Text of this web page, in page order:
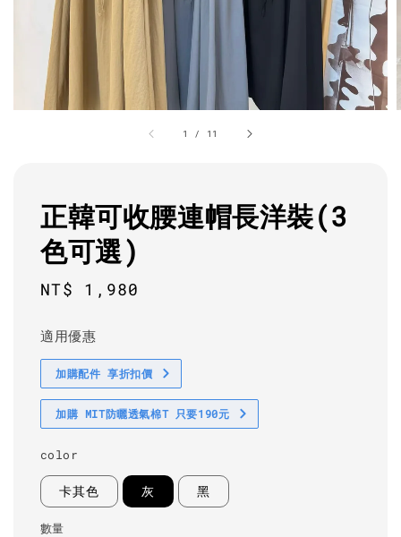
1 / 11
正韓可收腰連帽長洋裝(3
色可選)
Regular
NT$ 1,980
適用優惠
加購配件 享折扣價
加購 MIT防曬透氣棉T 只要190元
color
卡其色 灰 黑
數量